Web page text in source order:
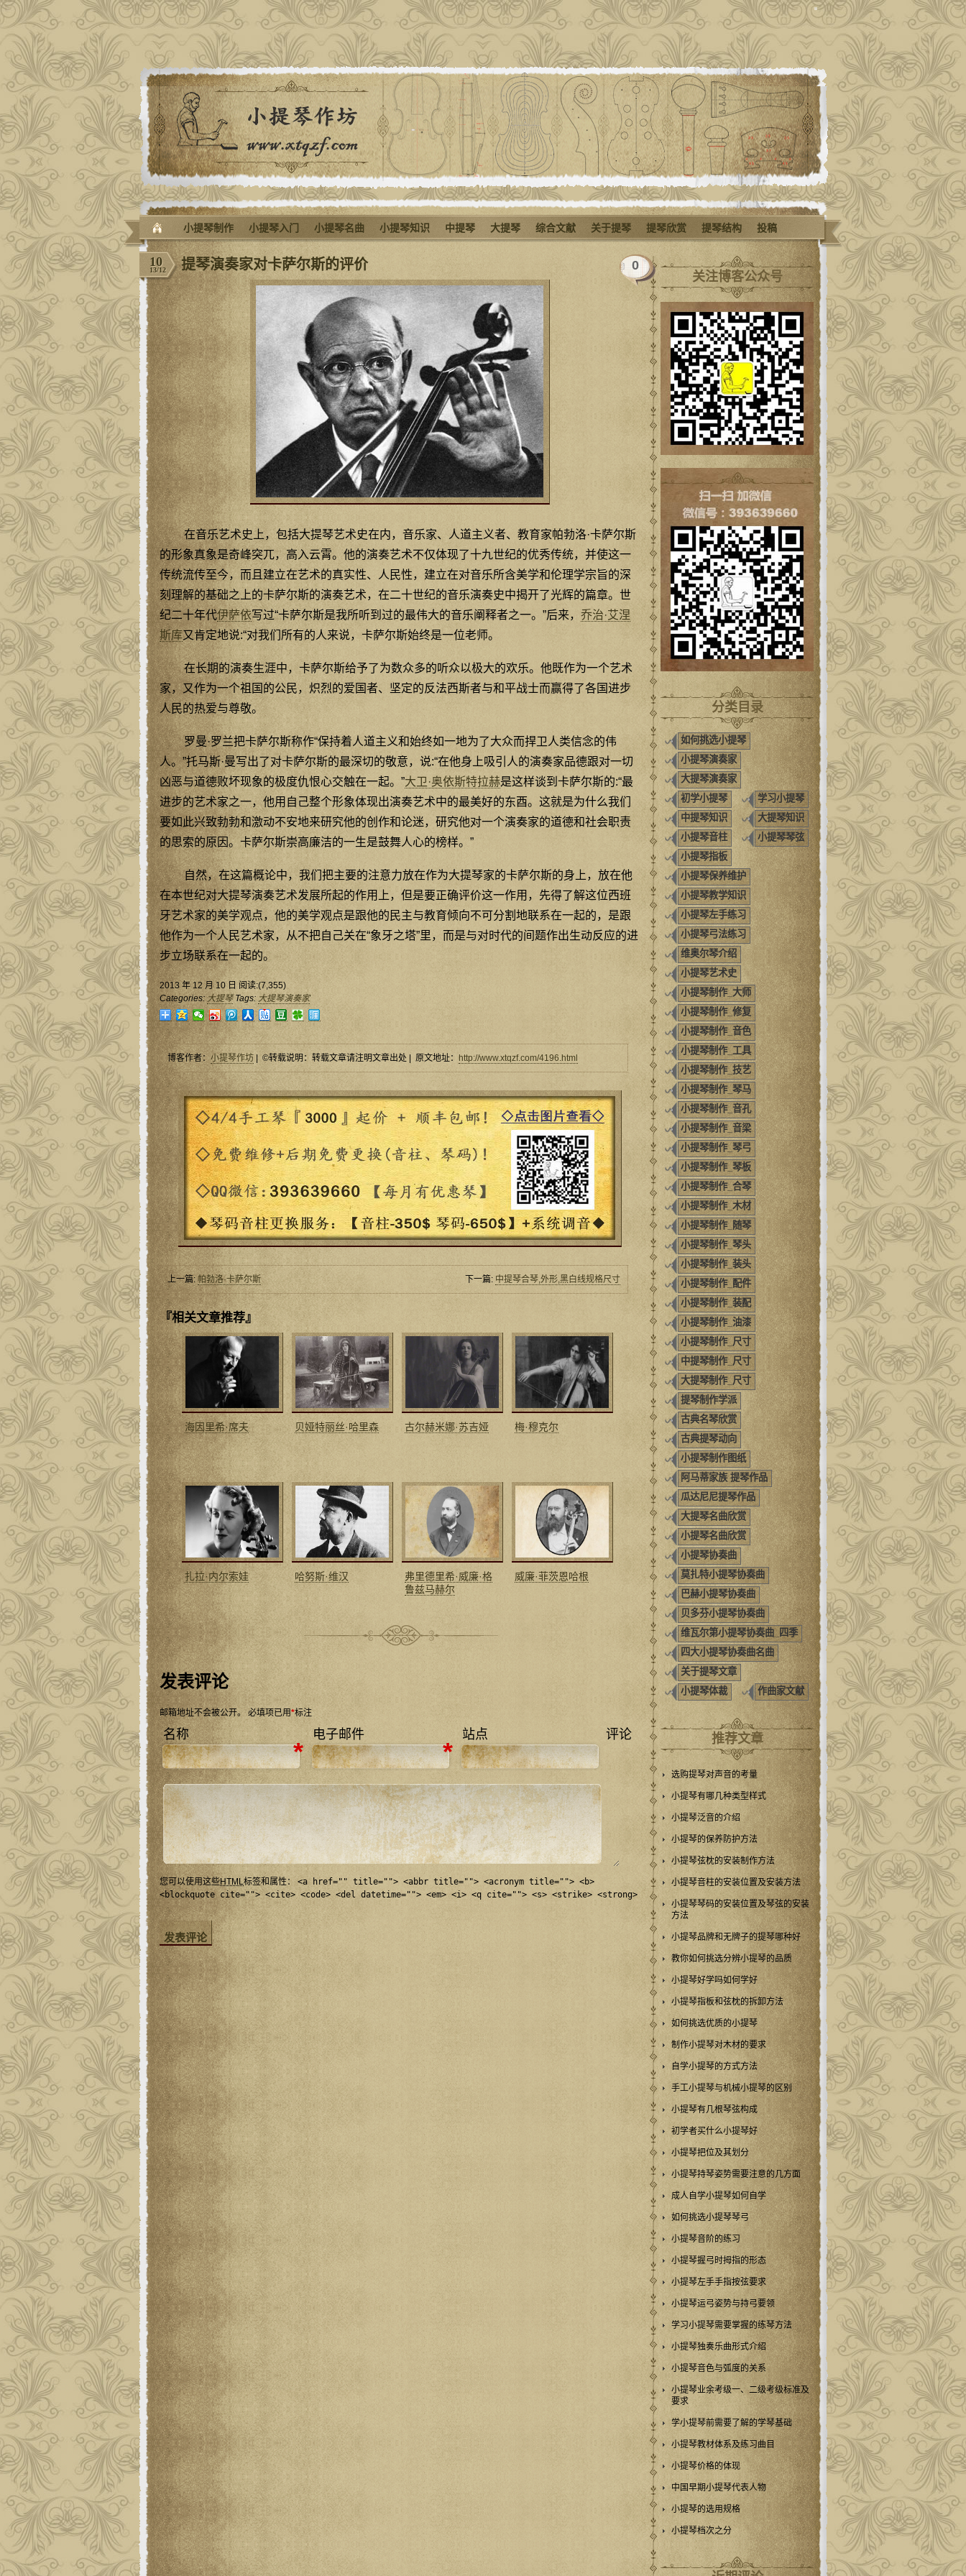
小提琴制作 小提琴入门 小提琴名曲 小提琴知识 中提琴 大提琴 综合文献 关于提琴 提琴欣赏 提琴结构 投稿
提琴演奏家对卡萨尔斯的评价
在音乐艺术史上，包括大提琴艺术史在内，音乐家、人道主义者、教育家帕勃洛·卡萨尔斯
的形象真象是奇峰突兀，高入云霄。他的演奏艺术不仅体现了十九世纪的优秀传统，并使这一
传统流传至今，而且建立在艺术的真实性、人民性，建立在对音乐所含美学和伦理学宗旨的深
刻理解的基础之上的卡萨尔斯的演奏艺术，在二十世纪的音乐演奏史中揭开了光辉的篇章。世
纪二十年代伊萨依写过“卡萨尔斯是我所听到过的最伟大的音乐阐释者之一。”后来， 乔治·艾涅
斯库又肯定地说:“对我们所有的人来说，卡萨尔斯始终是一位老师。
在长期的演奏生涯中，卡萨尔斯给予了为数众多的听众以极大的欢乐。他既作为一个艺术
家，又作为一个祖国的公民，炽烈的爱国者、坚定的反法西斯者与和平战士而赢得了各国进步
人民的热爱与尊敬。
罗曼·罗兰把卡萨尔斯称作“保持着人道主义和始终如一地为了大众而捍卫人类信念的伟
人。”托马斯·曼写出了对卡萨尔斯的最深切的敬意，说:“在他身上吸引人的演奏家品德跟对一切
凶恶与道德败坏现象的极度仇恨心交触在一起。”大卫·奥依斯特拉赫是这样谈到卡萨尔斯的:“最
进步的艺术家之一，他用自己整个形象体现出演奏艺术中的最美好的东酉。这就是为什么我们
要如此兴致勃勃和激动不安地来研究他的创作和论迷，研究他对一个演奏家的道德和社会职责
的思索的原因。卡萨尔斯崇高廉洁的一生是鼓舞人心的榜样。”
自然，在这篇概论中，我们把主要的注意力放在作为大提琴家的卡萨尔斯的身上，放在他
在本世纪对大提琴演奏艺术发展所起的作用上，但是要正确评价这一作用，先得了解这位西班
牙艺术家的美学观点，他的美学观点是跟他的民主与教育倾向不可分割地联系在一起的，是跟
他作为一个人民艺术家，从不把自己关在“象牙之塔”里，而是与对时代的间题作出生动反应的进
步立场联系在一起的。
2013 年 12 月 10 日 阅读:(7,355)
0
10
13/12
Categories: 大提琴Tags: 大提琴演奏家
博客作者： 小提琴作坊 | ©转载说明：转载文章请注明文章出处 | 原文地址： http://www.xtqzf.com/4196.html
上一篇: 帕勃洛·卡萨尔斯 下一篇: 中提琴合琴,外形,黑白线规格尺寸
『相关文章推荐』
海因里希·席夫 贝娅特丽丝·哈里森 古尔赫米娜·苏吉娅 梅·穆克尔
扎拉·内尔索娃 哈努斯·维汉
弗里德里希·威廉·格
鲁兹马赫尔
威廉·菲茨恩哈根
发表评论
邮箱地址不会被公开。 必填项已用*标注
名称
*
电子邮件
*
站点 评论
您可以使用这些HTML标签和属性： <a href="" title=""> <abbr title=""> <acronym title=""> <b>
<blockquote cite=""> <cite> <code> <del datetime=""> <em> <i> <q cite=""> <s> <strike> <strong>
关注博客公众号
分类目录
如何挑选小提琴
小提琴演奏家
大提琴演奏家
初学小提琴
学习小提琴
中提琴知识
大提琴知识
小提琴音柱
小提琴琴弦
小提琴指板
小提琴保养维护
小提琴教学知识
小提琴左手练习
小提琴弓法练习
维奥尔琴介绍
小提琴艺术史
小提琴制作_大师
小提琴制作_修复
小提琴制作_音色
小提琴制作_工具
小提琴制作_技艺
小提琴制作_琴马
小提琴制作_音孔
小提琴制作_音梁
小提琴制作_琴弓
小提琴制作_琴板
小提琴制作_合琴
小提琴制作_木材
小提琴制作_随琴
小提琴制作_琴头
小提琴制作_装头
小提琴制作_配件
小提琴制作_装配
小提琴制作_油漆
小提琴制作_尺寸
中提琴制作_尺寸
大提琴制作_尺寸
提琴制作学派
古典名琴欣赏
古典提琴动向
小提琴制作图纸
阿马蒂家族 提琴作品
瓜达尼尼提琴作品
大提琴名曲欣赏
小提琴名曲欣赏
小提琴协奏曲
莫扎特小提琴协奏曲
巴赫小提琴协奏曲
贝多芬小提琴协奏曲
维瓦尔第小提琴协奏曲_四季
四大小提琴协奏曲名曲
关于提琴文章
小提琴体裁
作曲家文献
推荐文章
选购提琴对声音的考量
小提琴有哪几种类型样式
小提琴泛音的介绍
小提琴的保养防护方法
小提琴弦枕的安装制作方法
小提琴音柱的安装位置及安装方法
小提琴琴码的安装位置及琴弦的安装
方法
小提琴品牌和无牌子的提琴哪种好
教你如何挑选分辨小提琴的品质
小提琴好学吗如何学好
小提琴指板和弦枕的拆卸方法
如何挑选优质的小提琴
制作小提琴对木材的要求
自学小提琴的方式方法
手工小提琴与机械小提琴的区别
小提琴有几根琴弦构成
初学者买什么小提琴好
小提琴把位及其划分
小提琴持琴姿势需要注意的几方面
成人自学小提琴如何自学
如何挑选小提琴琴弓
小提琴音阶的练习
小提琴握弓时拇指的形态
小提琴左手手指按弦要求
小提琴运弓姿势与持弓要领
学习小提琴需要掌握的练琴方法
小提琴独奏乐曲形式介绍
小提琴音色与弧度的关系
小提琴业余考级一、二级考级标准及
要求
学小提琴前需要了解的学琴基础
小提琴教材体系及练习曲目
小提琴价格的体现
中国早期小提琴代表人物
小提琴的选用规格
小提琴档次之分